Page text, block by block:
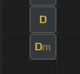
D
Dm